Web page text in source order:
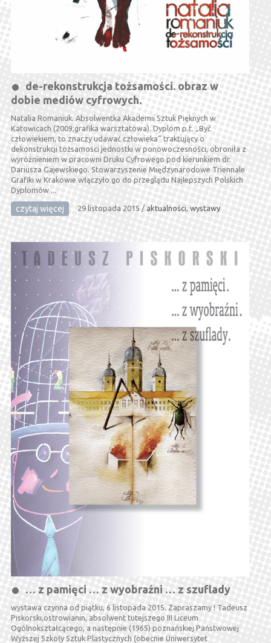
de-rekonstrukcja tożsamości. obraz w
dobie mediów cyfrowych.
Natalia Romaniuk. Absolwentka Akademii Sztuk Pięknych w
Katowicach (2009;grafika warsztatowa). Dyplom p.t. „Być
człowiekiem, to znaczy udawać człowieka” traktujący o
dekonstrukcji tożsamości jednostki w ponowoczesności, obroniła z
wyróżnieniem w pracowni Druku Cyfrowego pod kierunkiem dr.
Dariusza Gajewskiego. Stowarzyszenie Międzynarodowe Triennale
Grafiki w Krakowie włączyło go do przeglądu Najlepszych Polskich
Dyplomów ...
czytaj więcej 29 listopada 2015 / aktualności, wystawy
… z pamięci … z wyobraźni … z szuflady
wystawa czynna od piątku, 6 listopada 2015. Zapraszamy ! Tadeusz
Piskorski,ostrowianin, absolwent tutejszego III Liceum
Ogólnokształcącego, a następnie (1965) poznańskiej Państwowej
Wyższej Szkoły Sztuk Plastycznych (obecnie Uniwersytet